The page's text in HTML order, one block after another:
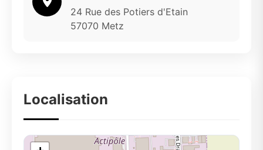
24 Rue des Potiers d'Etain
57070 Metz
Localisation